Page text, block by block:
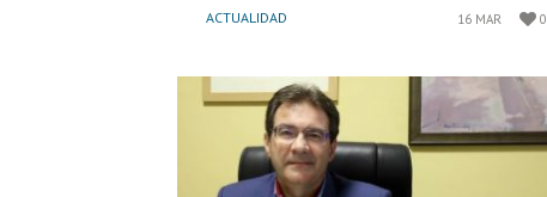
ACTUALIDAD 16 MAR 0